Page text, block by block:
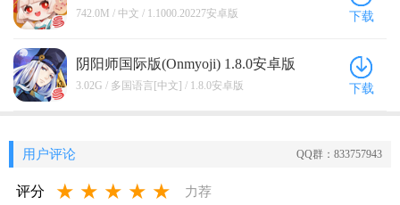
1.1000.20227安卓版
742.0M / 中文 / 1.1000.20227安卓版 下载
阴阳师国际版(Onmyoji) 1.8.0安卓版
3.02G / 多国语言[中文] / 1.8.0安卓版 下载
用户评论 QQ群：833757943
评分 ★ ★ ★ ★ ★ 力荐